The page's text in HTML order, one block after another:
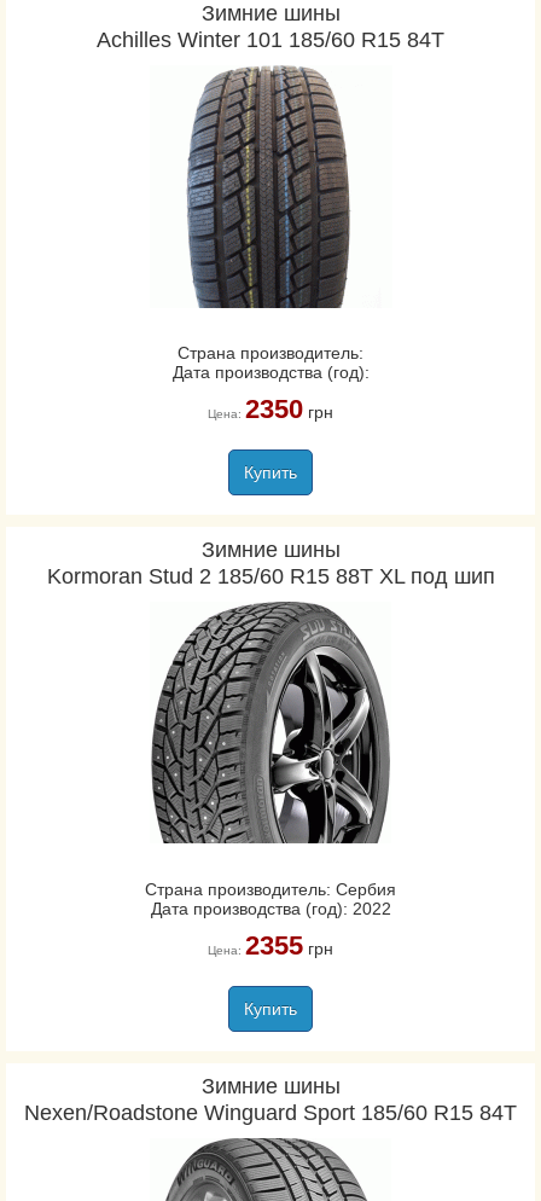
Зимние шины
Achilles Winter 101 185/60 R15 84T
Страна производитель:
Дата производства (год):
Цена: 2350грн
Купить
Зимние шины
Kormoran Stud 2 185/60 R15 88T XL под шип
Страна производитель: Сербия
Дата производства (год): 2022
Цена: 2355грн
Купить
Зимние шины
Nexen/Roadstone Winguard Sport 185/60 R15 84T